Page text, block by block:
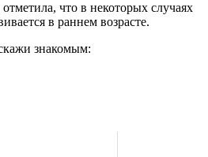
что в некоторых случаях
в раннем возрасте.
знакомым: